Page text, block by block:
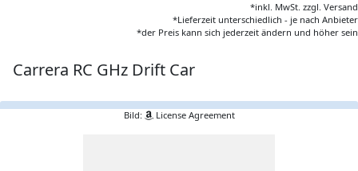
*inkl. MwSt. zzgl. Versand
*Lieferzeit unterschiedlich - je nach Anbieter
*der Preis kann sich jederzeit ändern und höher sein
Carrera RC GHz Drift Car
Bild: License Agreement